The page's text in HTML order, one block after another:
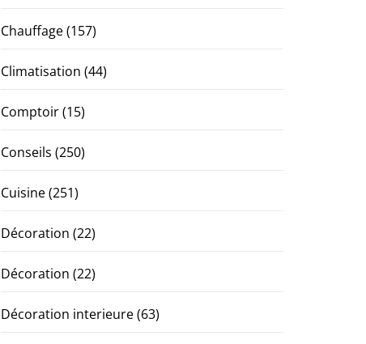
Chauffage(157)
Climatisation (44)
Comptoir(15)
Conseils (250)
Cuisine(251)
Décoration (22)
Décoration (22)
Décoration interieure(63)